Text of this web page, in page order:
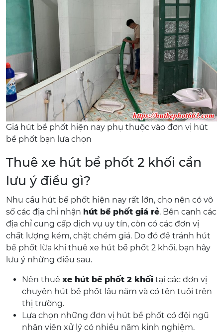
Giá hút bể phốt hiện nay phụ thuộc vào đơn vị hút
bể phốt bạn lựa chọn
Thuê xe hút bể phốt 2 khối cần
lưu ý điều gì?
Nhu cầu hút bể phốt hiện nay rất lớn, cho nên có vô
số các địa chỉ nhận hút bể phốt giá rẻ. Bên cạnh các
địa chỉ cung cấp dịch vụ uy tín, còn có các đơn vị
chất lượng kém, chặt chém giá. Do đó để tránh hút
bể phốt lừa khi thuê xe hút bể phốt 2 khối, bạn hãy
lưu ý những điều sau.
Nên thuê xe hút bể phốt 2 khối tại các đơn vị
chuyên hút bể phốt lâu năm và có tên tuổi trên
thị trường.
Lựa chọn những đơn vị hút bể phốt có đội ngũ
nhân viên xử lý có nhiều năm kinh nghiệm.